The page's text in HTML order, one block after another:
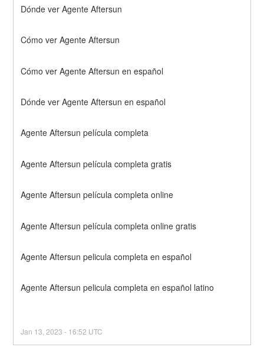
Dónde ver Agente Aftersun
Cómo ver Agente Aftersun
Cómo ver Agente Aftersun en español
Dónde ver Agente Aftersun en español
Agente Aftersun película completa
Agente Aftersun película completa gratis
Agente Aftersun película completa online
Agente Aftersun película completa online gratis
Agente Aftersun pelicula completa en español
Agente Aftersun pelicula completa en español latino
Jan 13 ,2023 - 16:52 UTC